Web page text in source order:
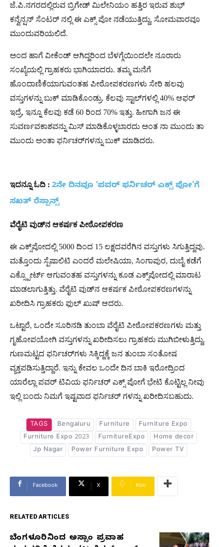
ಜೆ.ಪಿ.ನಗರದಲ್ಲಿರುವ ಬ್ರಿಗೇಡ್ ಮಿಲೇನಿಯಂ ಹತ್ತಿರ ಇರುವ ಶುಭ್
ಕನ್ವೆನ್ಷನ್‌ ಸೆಂಟರ್‌ ನಲ್ಲಿ ಈ ಎಕ್ಸ್ ಪೋ ನಡೆಯುತ್ತಿದ್ದು, ಸೋಮವಾರವೂ
ಮುಂದುವರಿಯಲಿದೆ.
ಅಂದ ಹಾಗೆ ವೀಕೆಂಡ್‌ ಆಗಿದ್ದರಿಂದ ಬೆಳಗ್ಗೆಯಿಂದಲೇ ನೂರಾರು
ಸಂಖ್ಯೆಯಲ್ಲಿ ಗ್ರಾಹಕರು ಭಾಗಿಯಾದರು. ತಮ್ಮ ಮನೆಗೆ
ಹೊಂದಾಣಿಕೆಯಾಗುವಂತಹ ಪೀಠೋಪಕರಣಗಳು ಸೇರಿ ಹಲವು
ವಸ್ತುಗಳನ್ನು ಬುಕ್ ಮಾಡಿಕೊಂಡ್ರು. ಕೆಲವು ಸ್ಟಾಲ್‌ಗಳಲ್ಲಿ 40% ಆಫರ್
ಇದ್ರೆ, ಇನ್ನೂ ಕೆಲವು ಕಡೆ 60 ರಿಂದ 70% ಇತ್ತು. ಹೀಗಾಗಿ ಜನ ಈ
ಸುವರ್ಣವಕಾಶವನ್ನು ಮಿಸ್ ಮಾಡಿಕೊಳ್ಳಬಾರದು ಅಂತ ನಾ ಮುಂದು ತಾ
ಮುಂದು ಅಂತಾ ಫರ್ನಿಚರ್‌ಗಳನ್ನು ಬುಕ್ ಮಾಡಿದರು.
ಇದನ್ನೂ ಓದಿ : 2ನೇ ದಿನವೂ ‘ಪವರ್ ಫರ್ನಿಚರ್ ಎಕ್ಸ್ ಪೋ’ಗೆ
ಸಖತ್ ರೆಸ್ಪಾನ್ಸ್
ವೆರೈಟಿ ವುಡ್‌ನ ಆಕರ್ಷಕ ಪೀಠೋಪಕರಣ
ಈ ಎಕ್ಸ್‌ಪೋದಲ್ಲಿ 5000 ದಿಂದ 15 ಲಕ್ಷದವರೆಗಿನ ವಸ್ತುಗಳು ಸಿಗುತ್ತಿದ್ದವು.
ಮತ್ತೊಂದು ಸ್ಪೆಷಾಲಿಟಿ ಎಂದರೆ ಮಲೇಷಿಯಾ, ಸಿಂಗಾಪುರ, ದುಬೈ ಕಡೆಗೆ
ಎಕ್ಸ್ಪೋರ್ಟ್ ಆಗುವಂತಹ ವಸ್ತುಗಳನ್ನು ಕೂಡ ಎಕ್ಸ್‌ಪೋದಲ್ಲಿ ಮಾರಾಟ
ಮಾಡಲಾಗುತ್ತಿತ್ತು. ವೆರೈಟಿ ವುಡ್‌ನ ಆಕರ್ಷಕ ಪೀಠೋಪಕರಣಗಳನ್ನು
ಖರೀದಿಸಿ ಗ್ರಾಹಕರು ಫುಲ್ ಖುಷ್ ಆದರು.
ಒಟ್ಟಾರೆ, ಒಂದೇ ಸೂರಿನಡಿ ತುಂಬಾ ವೆರೈಟಿ ಪೀಠೋಪಕರಣಗಳು ಮತ್ತು
ಗೃಹೋಪಯೋಗಿ ವಸ್ತುಗಳನ್ನು ಖರೀದಿಸಲು ಗ್ರಾಹಕರು ಮುಗಿಬೀಳುತ್ತಿದ್ದು,
ಗುಣಮಟ್ಟದ ಫರ್ನಿಚರ್‌ಗಳು ಸಿಕ್ಕಿದ್ದಕ್ಕೆ ಜನ ತುಂಬಾ ಸಂತೋಷ
ವ್ಯಕ್ತಪಡಿಸುತ್ತಿದ್ದಾರೆ. ಇನ್ನು ಕೇವಲ ಒಂದೇ ದಿನ ಬಾಕಿ ಇರೋದ್ರಿಂದ
ಯಾರೆಲ್ಲಾ ಪವರ್ ಟಿವಿಯ ಫರ್ನಿಚರ್ ಎಕ್ಸ್ ಪೋಗೆ ಭೇಟಿ ಕೊಟ್ಟಿಲ್ಲ ನೀವು
ಇಲ್ಲಿ ಬಂದು ನಿಮಗೆ ಇಷ್ಟವಾದ ಫರ್ನಿಚರ್ ಗಳನ್ನು ಖರೀದಿಸಬಹುದು.
TAGS Bengaluru Furniture
Furniture Expo
Furniture Expo 2023
FurnitureExpo
Home decor
Jp Nagar
Power Furniture Expo Power TV
Facebook X Koo
RELATED ARTICLES
RELATED
ಬೆಂಗಳೂರಿನಿಂದ ಅಸ್ಸಾಂ ಪ್ರವಾಹ